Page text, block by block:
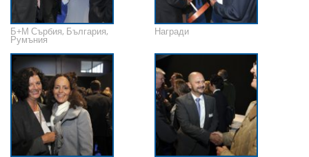
Б+М Сърбия, България,
Румъния
Награди